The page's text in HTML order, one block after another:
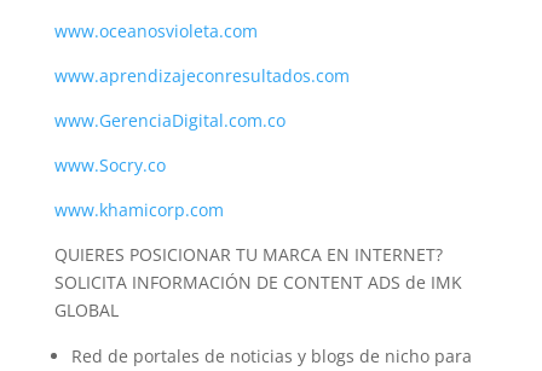
www.oceanosvioleta.com
www.aprendizajeconresultados.com
www.GerenciaDigital.com.co
www.Socry.co
www.khamicorp.com
QUIERES POSICIONAR TU MARCA EN INTERNET?
SOLICITA INFORMACIÓN DE CONTENT ADS de IMK
GLOBAL
Red de portales de noticias y blogs de nicho para